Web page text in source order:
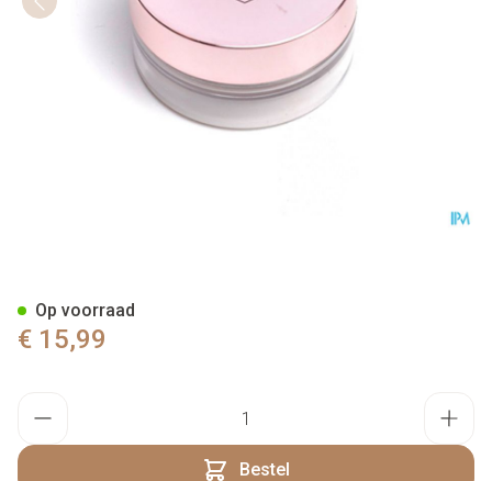
€ 15,99
Bestel
Op voorraad